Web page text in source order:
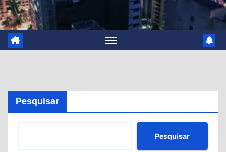
Pesquisar
Pesquisar